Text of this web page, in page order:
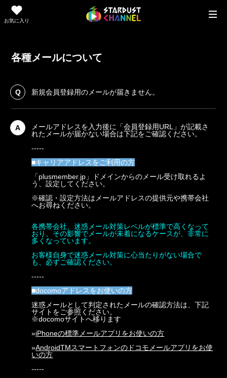
お気に入り
各種メールについて
Q 新規会員登録用のメールが届きません。
A
メールアドレスを入力後に「会員登録用URL」が記載さ
れたメールが届かない場合は下記をご確認ください。
-----
■キャリアアドレスをご利用の方
「plusmember.jp」ドメインからのメール受け取れるよ
う、設定してください。
※確認・設定方法はメールアドレスの提供元や携帯会社
へお尋ねください。
各携帯会社、迷惑メール対策レベルが標準で高くなって
おり、その影響でメールが未着になるケースが、非常に
多くなっています。
お客様自身で迷惑メール対策に心当たりがない場合で
も、必ずご確認ください。
-----
■docomoアドレスをお使いの方
迷惑メールとして判定されたメールの確認方法は、下記
サイトをご参照ください。
※docomoサイトへ移ります
»iPhoneの標準メールアプリをお使いの方
»AndroidTMスマートフォンのドコモメールアプリをお使
いの方
-----